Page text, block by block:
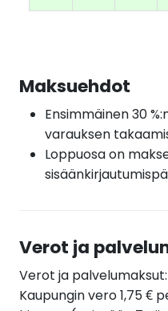
Maksuehdot
Ensimmäinen 30
varauksen
Loppuosa on
Verot ja
Verot ja
Kaupungin vero 1,75 €